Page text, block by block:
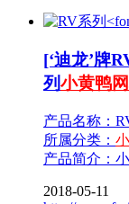
[‘迪龙’牌
列小黄鸭
产品名称：
所属分类：
产品简介：
2018-05-11